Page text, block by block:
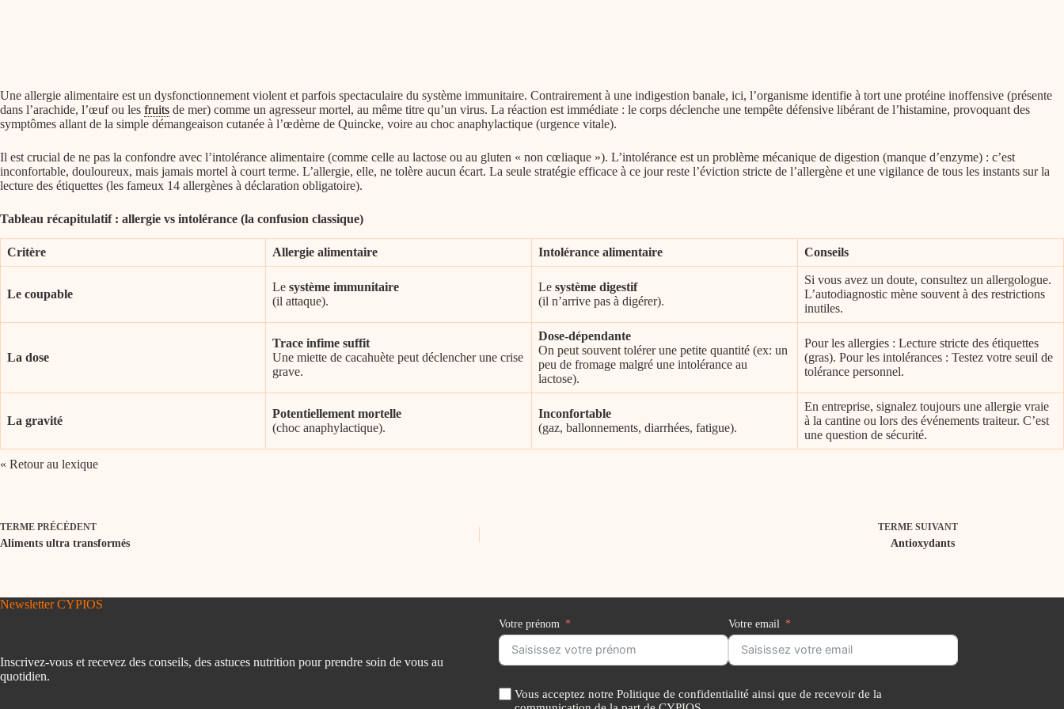
Une allergie alimentaire est un dysfonctionnement violent et parfois spectaculaire du système immunitaire. Contrairement à une indigestion banale, ici, l’organisme identifie à tort une protéine inoffensive (présente
dans l’arachide, l’œuf ou les fruits de mer) comme un agresseur mortel, au même titre qu’un virus. La réaction est immédiate : le corps déclenche une tempête défensive libérant de l’histamine, provoquant des
symptômes allant de la simple démangeaison cutanée à l’œdème de Quincke, voire au choc anaphylactique (urgence vitale).
Il est crucial de ne pas la confondre avec l’intolérance alimentaire (comme celle au lactose ou au gluten « non cœliaque »). L’intolérance est un problème mécanique de digestion (manque d’enzyme) : c’est
inconfortable, douloureux, mais jamais mortel à court terme. L’allergie, elle, ne tolère aucun écart. La seule stratégie efficace à ce jour reste l’éviction stricte de l’allergène et une vigilance de tous les instants sur la
lecture des étiquettes (les fameux 14 allergènes à déclaration obligatoire).
Tableau récapitulatif : allergie vs intolérance (la confusion classique)
Critère Allergie alimentaire Intolérance alimentaire Conseils
Le coupable
Le système immunitaire
(il attaque).
Le système digestif
(il n’arrive pas à digérer).
Si vous avez un doute, consultez un allergologue.
L’autodiagnostic mène souvent à des restrictions
inutiles.
La dose
Trace infime suffit
Une miette de cacahuète peut déclencher une crise
grave.
Dose-dépendante
On peut souvent tolérer une petite quantité (ex: un
peu de fromage malgré une intolérance au
lactose).
Pour les allergies : Lecture stricte des étiquettes
(gras). Pour les intolérances : Testez votre seuil de
tolérance personnel.
La gravité
Potentiellement mortelle
(choc anaphylactique).
Inconfortable
(gaz, ballonnements, diarrhées, fatigue).
En entreprise, signalez toujours une allergie vraie
à la cantine ou lors des événements traiteur. C’est
une question de sécurité.
« Retour au lexique
TERME PRÉCÉDENT
Aliments ultra transformés
TERMESUIVANT
Antioxydants
Newsletter CYPIOS
Inscrivez-vous et recevez des conseils, des astuces nutrition pour prendre soin de vous au
quotidien.
Votre prénom Votre email
Vous acceptez notre Politique de confidentialité ainsi que de recevoir de la